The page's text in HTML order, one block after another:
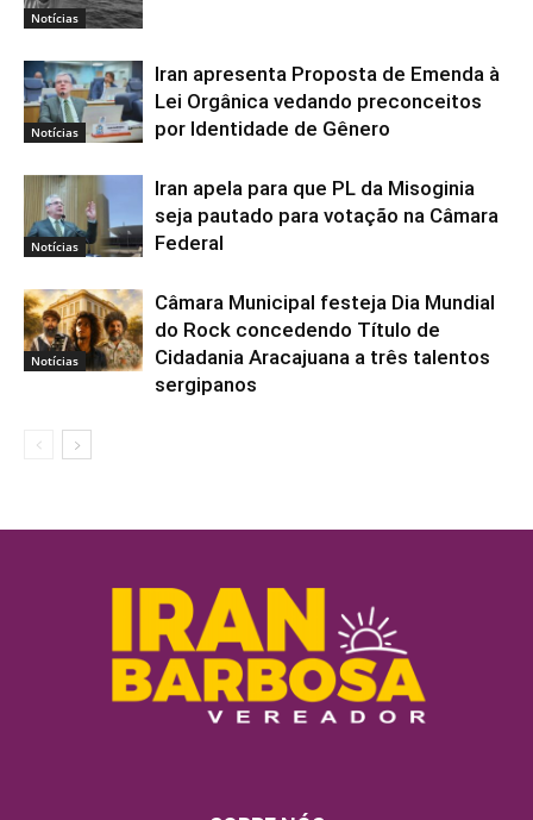
Notícias
Notícias
Iran apresenta Proposta de Emenda à
Lei Orgânica vedando preconceitos
por Identidade de Gênero
Notícias
Iran apela para que PL da Misoginia
seja pautado para votação na Câmara
Federal
Notícias
Câmara Municipal festeja Dia Mundial
do Rock concedendo Título de
Cidadania Aracajuana a três talentos
sergipanos